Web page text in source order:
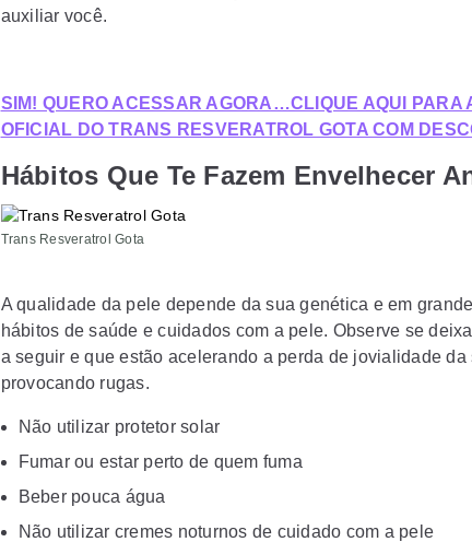
auxiliar você.
SIM! QUERO ACESSAR AGORA…CLIQUE AQUI PARA
OFICIAL DO TRANS RESVERATROL GOTA COM
Hábitos Que Te Fazem Envelhecer
Trans Resveratrol Gota
A qualidade da pele depende da sua genética e em
hábitos de saúde e cuidados com a pele. Observe se
a seguir e que estão acelerando a perda de jovialidade da
provocando rugas.
Não utilizar protetor solar
Fumar ou estar perto de quem fuma
Beber pouca água
Não utilizar cremes noturnos de cuidado com a pele